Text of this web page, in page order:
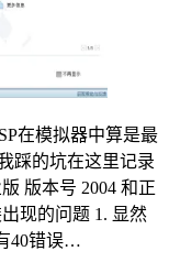
在模拟器中算是最
踩的坑在这里记录
版本号 2004 和正
现的问题 1. 显然
40错误…